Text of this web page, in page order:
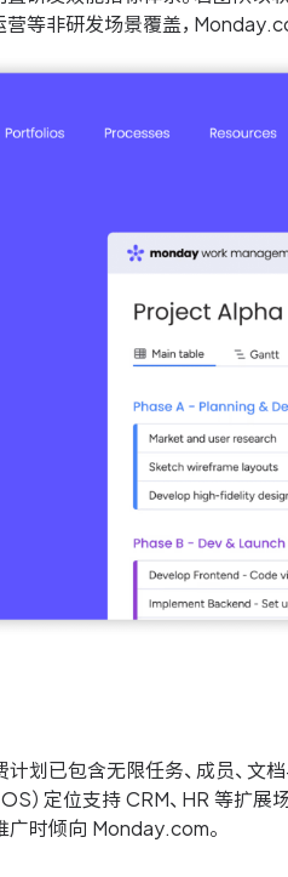
等非研发场景覆盖，
划已包含无限任务、成员、文
）定位支持 CRM、HR 等扩
广时倾向 Monday.com。